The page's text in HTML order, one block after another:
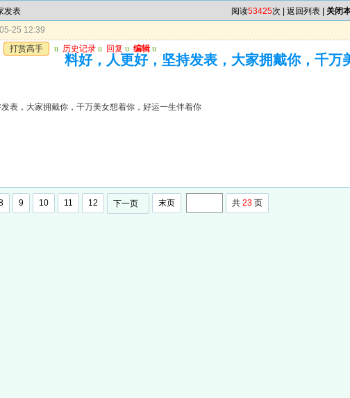
发表 阅读53425次 | 返回列表 关闭
25 12:39
打赏高手 u 历史记录 u 回复 u 编辑 u
料好，人更好，坚持发表，大家拥戴你，千万
表，大家拥戴你，千万美女想着你，好运一生伴着你
9 10 11 12 下一页 末页 共 23 页